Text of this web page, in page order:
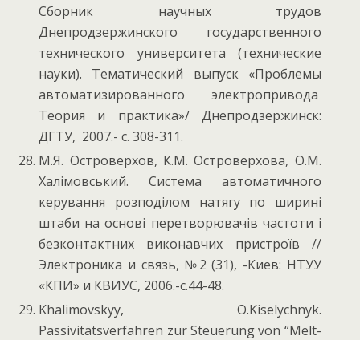
Сборник научных трудов
Днепродзержинского государственного
технического университета (технические
науки). Тематический выпуск «Проблемы
автоматизированного электропривода
Теория и практика»/ Днепродзержинск:
ДГТУ, 2007.- с. 308-311.
М.Я. Островерхов, К.М. Островерхова, О.М.
Халімовський. Система автоматичного
керування розподілом натягу по ширині
штаби на основі перетворювачів частоти і
безконтактних виконавчих пристроїв //
Электроника и связь, №2 (31), -Киев: НТУУ
«КПИ» и КВИУС, 2006.-с.44-48.
Khalimovskyy, O.Kiselychnyk.
Passivitätsverfahren zur Steuerung von “Melt-